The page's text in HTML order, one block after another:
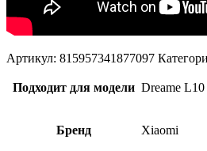
Артикул: 815957341877097
Подходит для модели Dreame
Бренд Xiaomi